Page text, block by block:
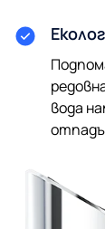
вода